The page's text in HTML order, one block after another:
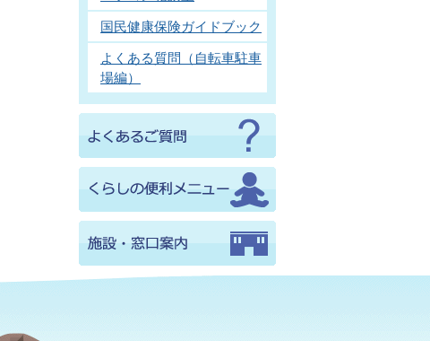
国民健康保険ガイドブック
よくある質問（自転車駐車
場編）